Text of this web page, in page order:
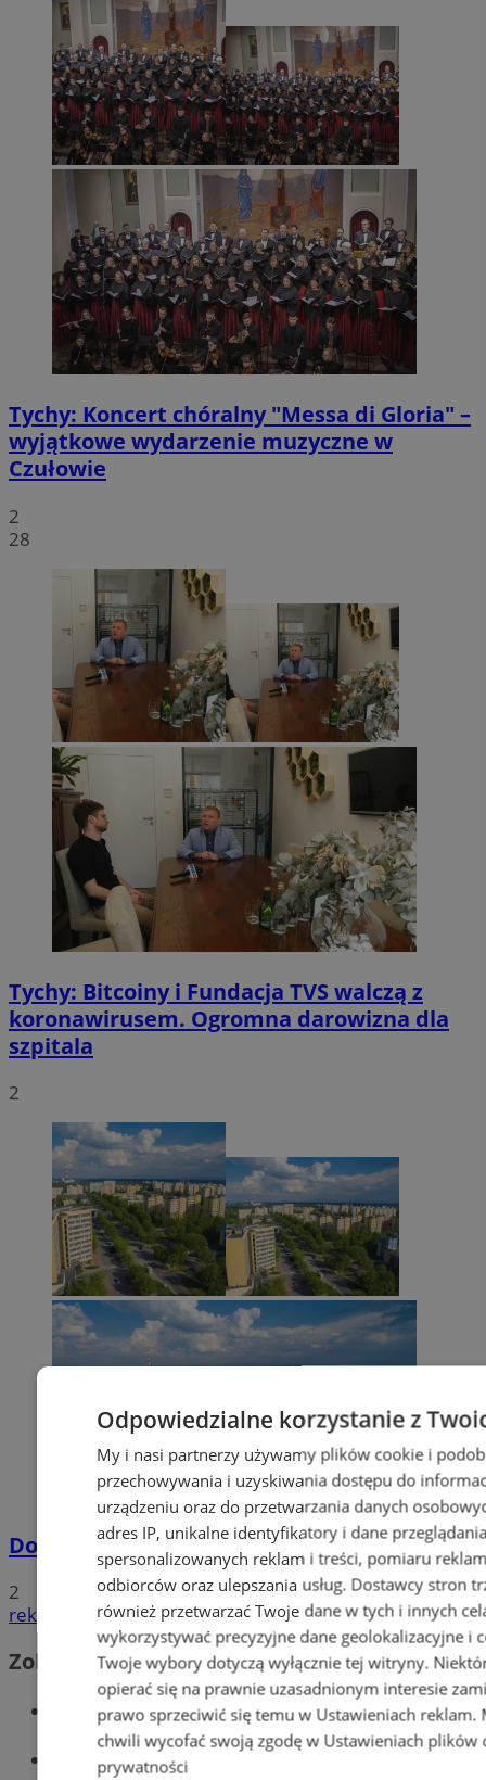
Tychy: Koncert chóralny "Messa di Gloria" –
wyjątkowe wydarzenie muzyczne w
Czułowie
2
28
Tychy: Bitcoiny i Fundacja TVS walczą z
koronawirusem. Ogromna darowizna dla
szpitala
2
Dowody osobiste z odciskami palców
2
reklama
Zobacz również
Wiadomości kryminalne w Tychach
Wiadomości lokalne
Odpowiedzialne korzystanie z
My i nasi partnerzy używamy plików cookie i
przechowywania i uzyskiwania dostępu do
urządzeniu oraz do przetwarzania danych
adres IP, unikalne identyfikatory i dane
spersonalizowanych reklam i treści, pomiaru
odbiorców oraz ulepszania usług. Dostawcy stron
również przetwarzać Twoje dane w tych i innych
wykorzystywać precyzyjne dane geolokalizacyjne i
Twoje wybory dotyczą wyłącznie tej witryny.
opierać się na prawnie uzasadnionym interesie
prawo sprzeciwić się temu w Ustawieniach reklam.
chwili wycofać swoją zgodę w Ustawieniach plików
prywatności